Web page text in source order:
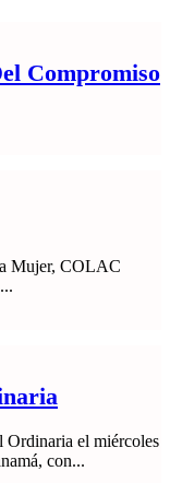
Compromiso
Mujer, COLAC
el miércoles
con...